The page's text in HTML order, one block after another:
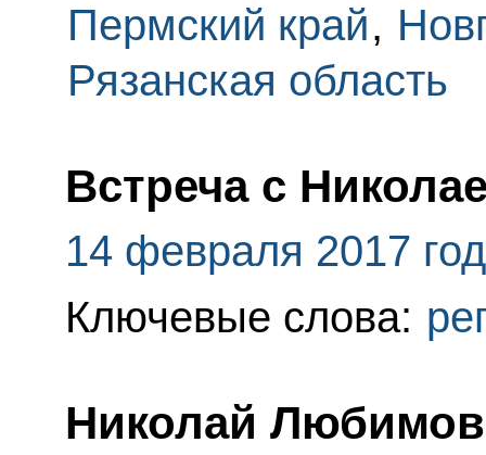
Пермский край,
Рязанская область
Встреча с
14 февраля 2017
Ключевые слова:
Николай